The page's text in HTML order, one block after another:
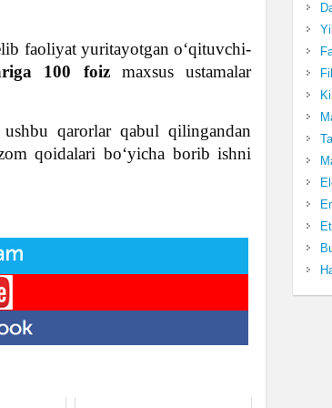
faoliyat yuritayotgan o‘qituvchi-
100 foizmaxsus ustamalar
qarorlar qabul qilingandan
qoidalari bo‘yicha borib ishni